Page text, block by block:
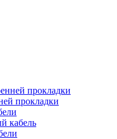
прокладки
прокладки
кабель